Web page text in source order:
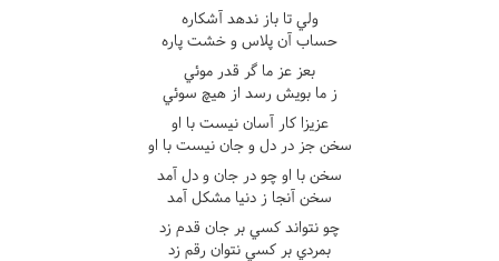
ولي تا باز ندهد آشکاره
حساب آن پلاس و خشت پاره
بعز عز ما گر قدر موئي
ز ما بويش رسد از هيچ سوئي
عزيزا کار آسان نيست با او
سخن جز در دل و جان نيست با او
سخن با او چو در جان و دل آمد
سخن آنجا ز دنيا مشکل آمد
چو نتواند کسي بر جان قدم زد
بمردي بر کسي نتوان رقم زد